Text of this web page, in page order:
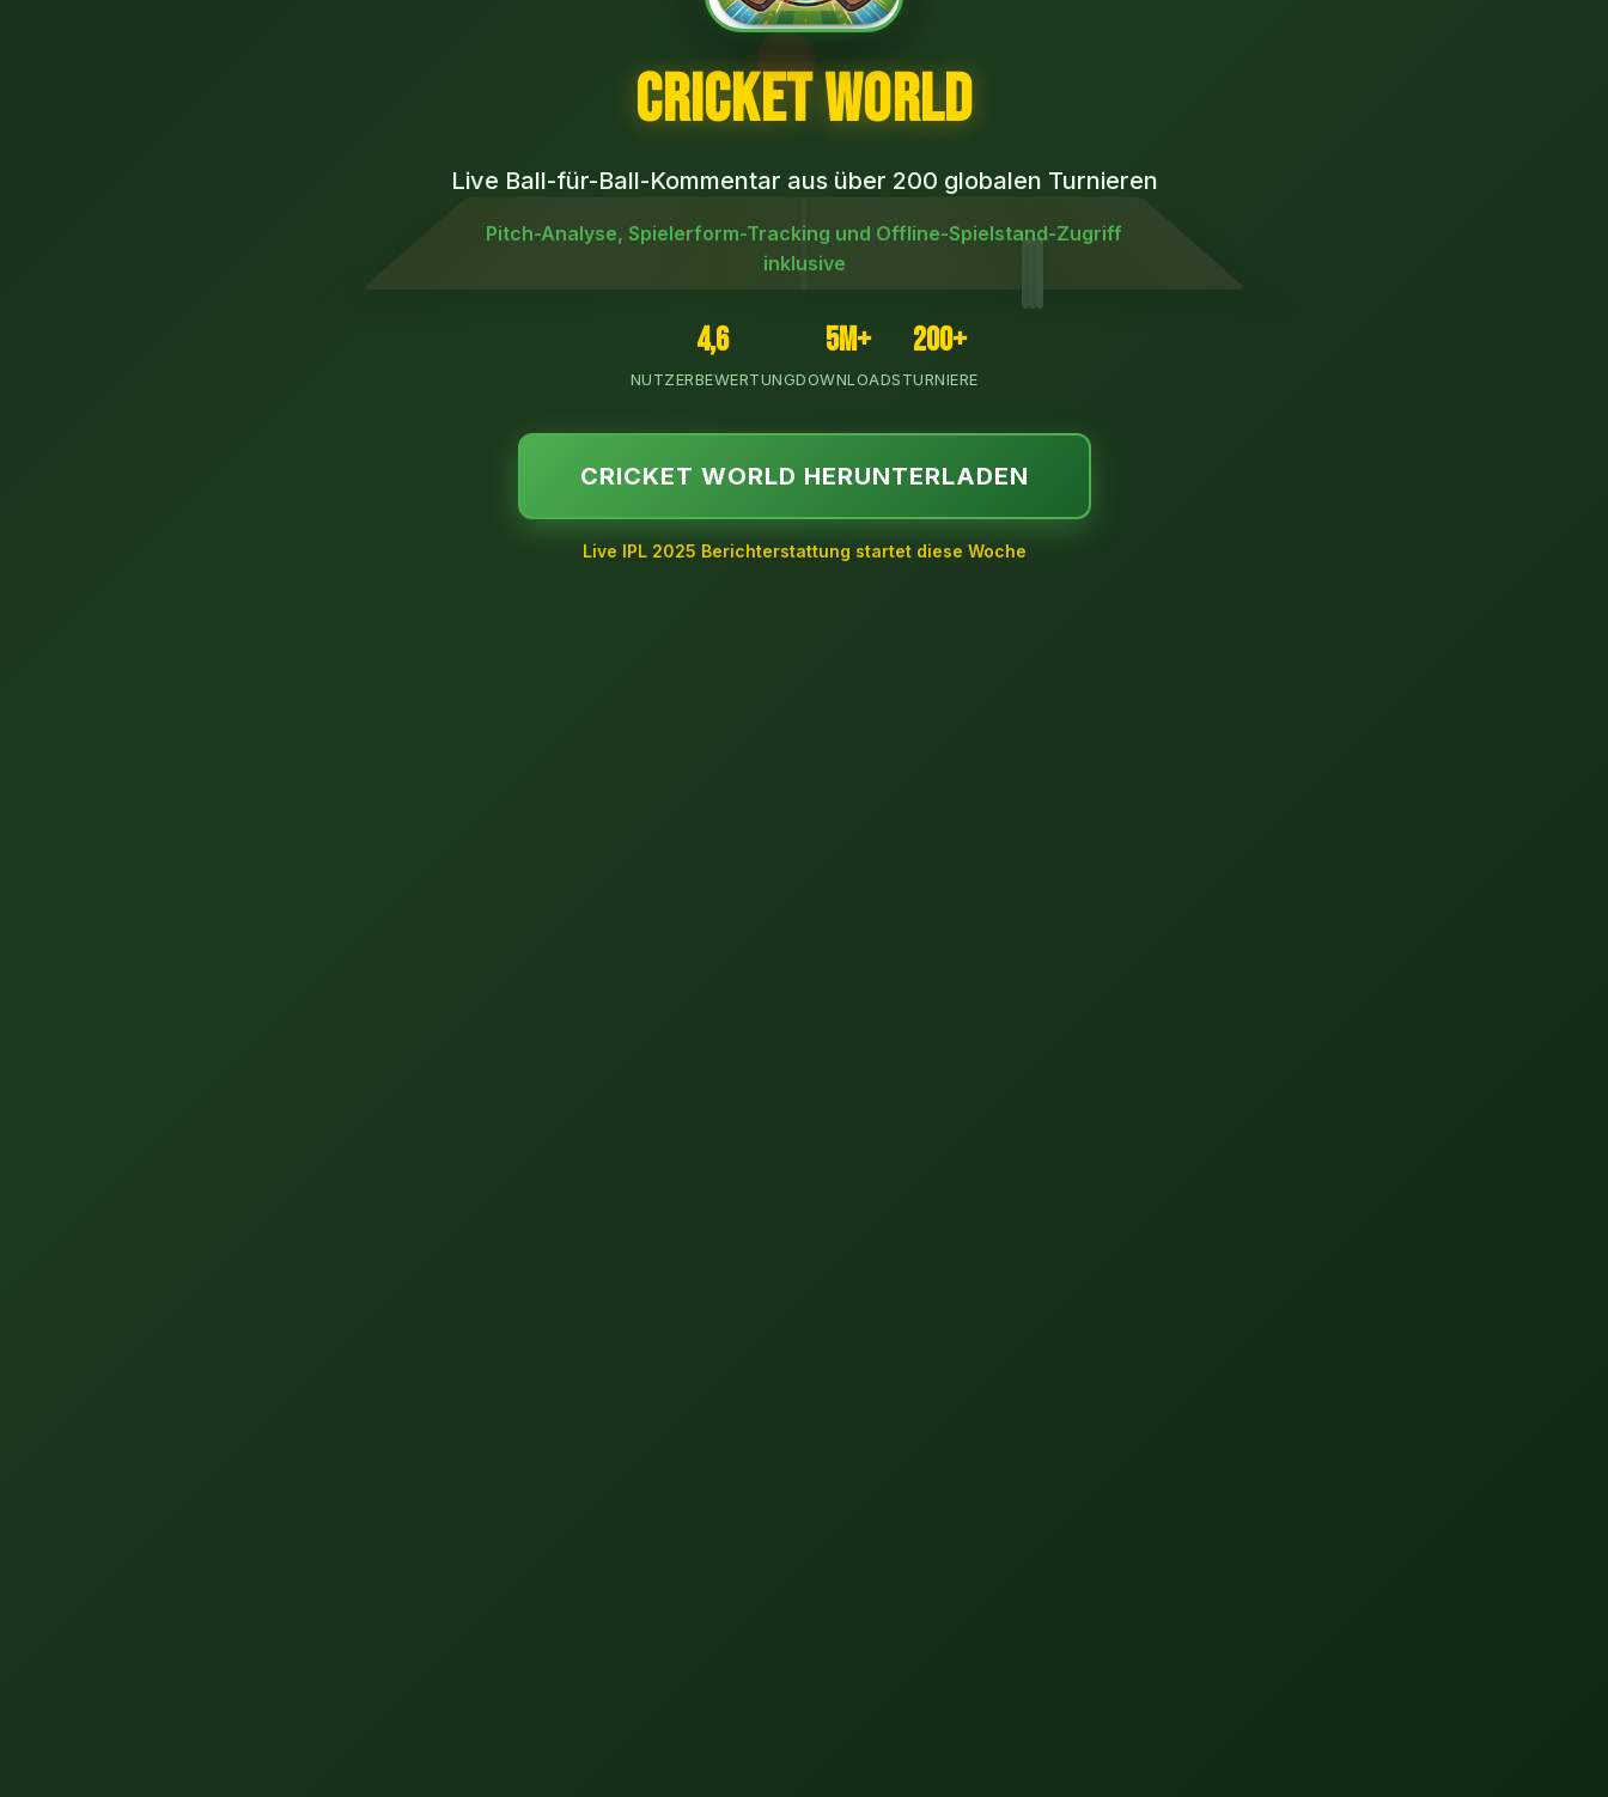
Cricket World
Live Ball-für-Ball-Kommentar aus über 200 globalen Turnieren
Pitch-Analyse, Spielerform-Tracking und Offline-Spielstand-Zugriff
inklusive
4,6
NUTZERBEWERTUNG
5M+
DOWNLOADS
200+
TURNIERE
CRICKET WORLD HERUNTERLADEN
Live IPL 2025 Berichterstattung startet diese Woche